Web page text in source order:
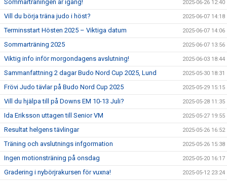
Sommarträningen är igång! 2025-06-26 12:40
Vill du börja träna judo i höst? 2025-06-07 14:18
Terminsstart Hösten 2025 – Viktiga datum 2025-06-07 14:06
Sommarträning 2025 2025-06-07 13:56
Viktig info inför morgondagens avslutning! 2025-06-03 18:44
Sammanfattning 2 dagar Budo Nord Cup 2025, Lund 2025-05-30 18:31
Frövi Judo tävlar på Budo Nord Cup 2025 2025-05-29 15:15
Vill du hjälpa till på Downs EM 10-13 Juli? 2025-05-28 11:35
Ida Eriksson uttagen till Senior VM 2025-05-27 19:55
Resultat helgens tävlingar 2025-05-26 16:52
Träning och avslutnings infgormation 2025-05-26 15:38
Ingen motionsträning på onsdag 2025-05-20 16:17
Gradering i nybörjrakursen för vuxna! 2025-05-12 23:24